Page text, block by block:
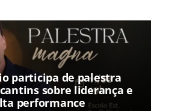
participa de palestra
sobre liderança e
performance